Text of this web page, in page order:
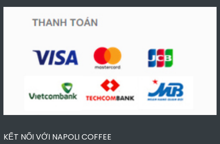
KẾT NỐI VỚI NAPOLI COFFEE